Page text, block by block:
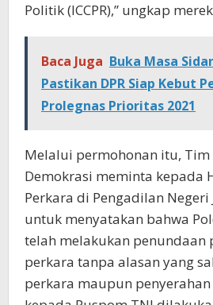
Politik (ICCPR),” ungkap
Baca Juga Buka Masa
Pastikan DPR Siap Kebut
Prolegnas Prioritas 2021
Melalui permohonan itu,
Demokrasi meminta kepada
Perkara di Pengadilan Negeri
untuk menyatakan bahwa
telah melakukan penundaan
perkara tanpa alasan yang
perkara maupun